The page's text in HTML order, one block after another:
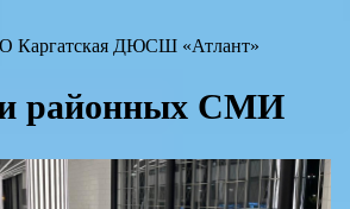
Каргатская ДЮСШ «Атлант»